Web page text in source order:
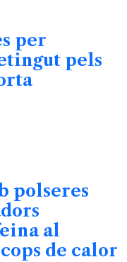
per
pels
polseres
al
de calor